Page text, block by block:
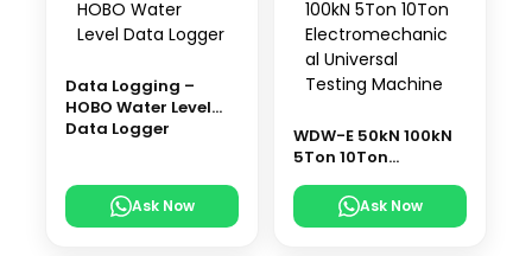
Data Logging –
HOBO Water Level
Data Logger
Ask Now
WDW-E 50kN 100kN
5Ton 10Ton
Universal Testing
Machine
Ask Now